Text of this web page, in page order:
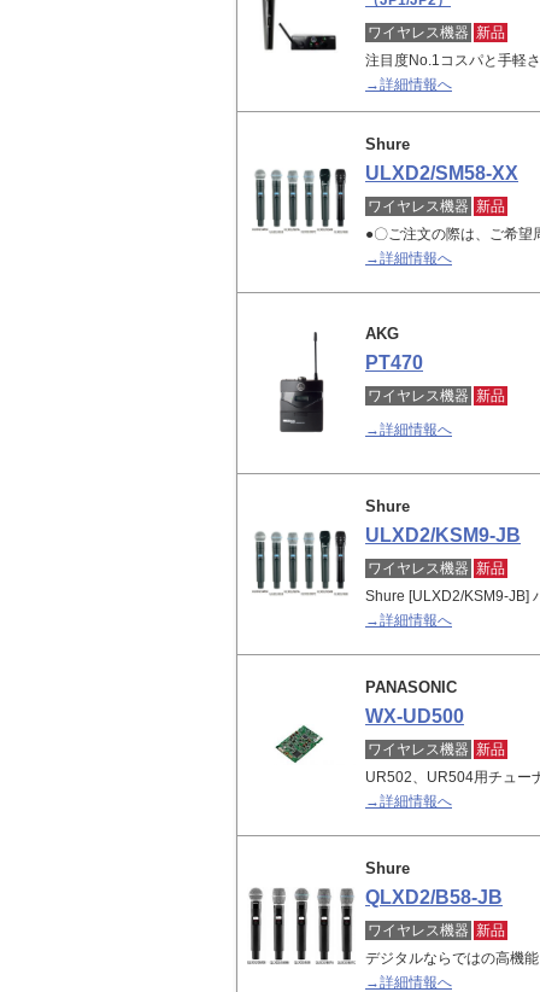
ワイヤレス機器 新品
注目度No.1コスパと手軽
→詳細情報へ
Shure
ULXD2/SM58-XX
ワイヤレス機器 新品
●〇ご注文の際は、ご希
→詳細情報へ
AKG
PT470
ワイヤレス機器 新品
→詳細情報へ
Shure
ULXD2/KSM9-JB
ワイヤレス機器 新品
Shure [ULXD2/KSM9-JB]
→詳細情報へ
PANASONIC
WX-UD500
ワイヤレス機器 新品
UR502、UR504用チュ
→詳細情報へ
Shure
QLXD2/B58-JB
ワイヤレス機器 新品
デジタルならではの高機
→詳細情報へ